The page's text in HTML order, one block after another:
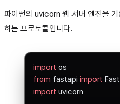
파이썬의 uvicorn 웹 서버 엔진을
하는 프로토콜입니다.
import os
from fastapi import
import uvicorn